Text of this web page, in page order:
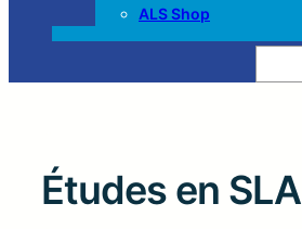
ALS Shop
Z
e
Études en SLA